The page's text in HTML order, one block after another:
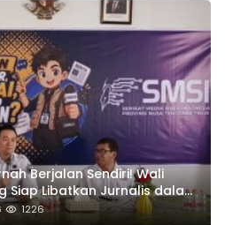
Berjalan Sendiri! Wali
Siap Libatkan Jurnalis dalam
Pemkot
1226